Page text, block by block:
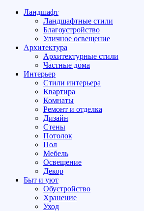
Ландшафт
Ландшафтные стили
Благоустройство
Уличное освещение
Архитектура
Архитектурные стили
Частные дома
Интерьер
Стили интерьера
Квартира
Комнаты
Ремонт и отделка
Дизайн
Стены
Потолок
Пол
Мебель
Освещение
Декор
Быт и уют
Обустройство
Хранение
Уход